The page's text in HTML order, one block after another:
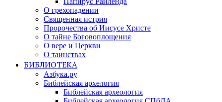
О грехопадении
Священная истрия
Пророчества об Иисусе Христе
О тайне Боговоплощения
О вере и Церкви
О таинствах
БИБЛИОТЕКА
Азбука.ру
Библейская архелогия
Библейская археология